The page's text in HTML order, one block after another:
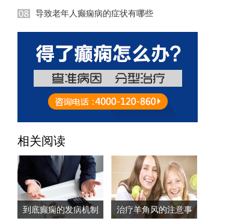
导致老年人癫痫病的症状有哪些
相关阅读
到底癫痫的发病机制
治疗羊角风的注意事